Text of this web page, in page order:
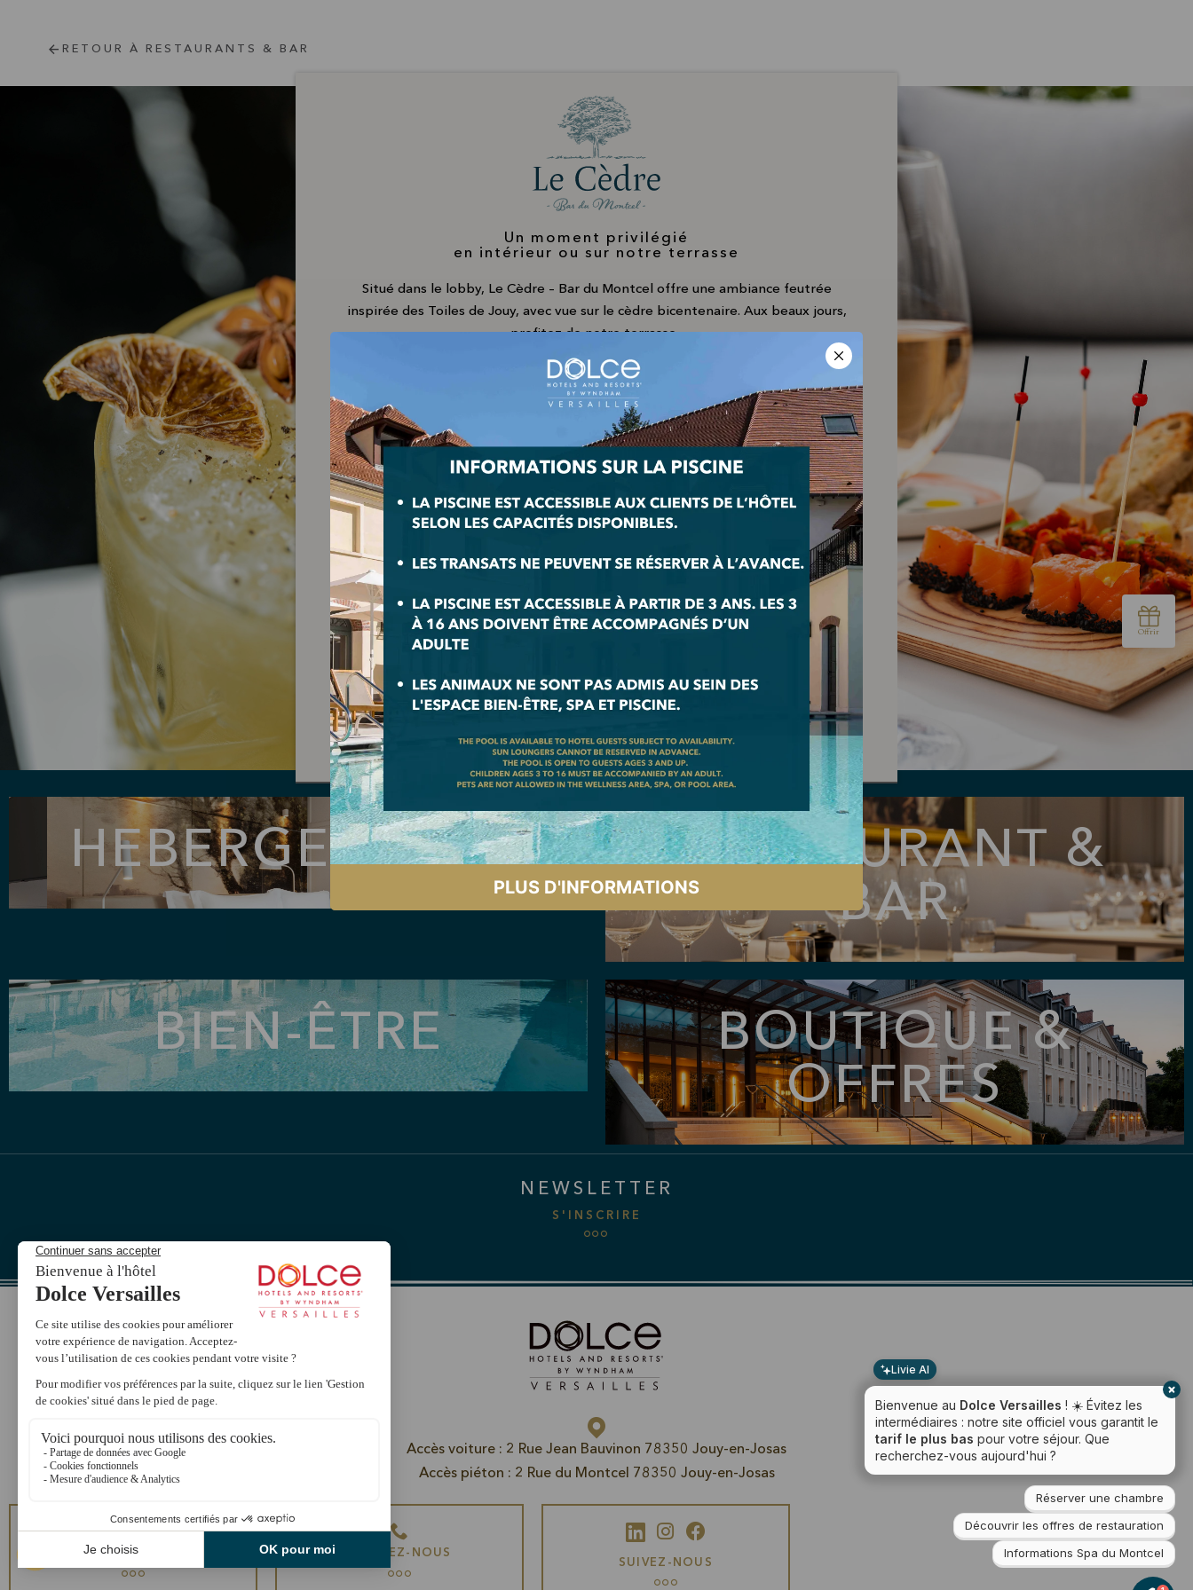
RETOUR À RESTAURANTS & BAR
Un moment privilégié
en intérieur ou sur notre terrasse
Situé dans le lobby, Le Cèdre – Bar du Montcel offre une ambiance feutrée
inspirée des Toiles de Jouy, avec vue sur le cèdre bicentenaire. Aux beaux jours,
profitez de notre terrasse.
Découvrez la carte des vins, cocktails classiques et créations signatures
imaginées par nos barmans.
VOIR LA CARTE
Horaires d’ouverture :
Le Cèdre – Bar du Montcel est ouvert tous les jours de 10h00 à minuit aux résidents
de l’hôtel ainsi qu’à la clientèle extérieure.
Le service des plats est assuré de 12h00 à 23h00.
Le tea-time est à déguster de 15h30 à 18h00. Réservation recommandée pour garantir
votre table.
Informations et réservations :
restauration@dolcehotelversailles.com
RÉSERVER
HEBERGEMENTS
RESTAURANT &
BAR
BIEN-ÊTRE
BOUTIQUE &
OFFRES
NEWSLETTER
S'INSCRIRE
Accès voiture : 2 Rue Jean Bauvinon 78350 Jouy-en-Josas
Accès piéton : 2 Rue du Montcel 78350 Jouy-en-Josas
CONTACTEZ-NOUS
APPELEZ-NOUS
SUIVEZ-NOUS
Bienvenue au Dolce Versailles ! ☀️ Évitez les
intermédiaires : notre site officiel vous garantit le
tarif le plus bas pour votre séjour. Que
recherchez-vous aujourd'hui ?
Livie AI
Réserver une chambre
Découvrir les offres de restauration
Informations Spa du Montcel